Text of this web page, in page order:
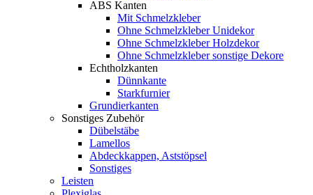
ABS Kanten
Mit Schmelzkleber
Ohne Schmelzkleber Unidekor
Ohne Schmelzkleber Holzdekor
Ohne Schmelzkleber sonstige Dekore
Echtholzkanten
Dünnkante
Starkfurnier
Grundierkanten
Sonstiges Zubehör
Dübelstäbe
Lamellos
Abdeckkappen, Aststöpsel
Sonstiges
Leisten